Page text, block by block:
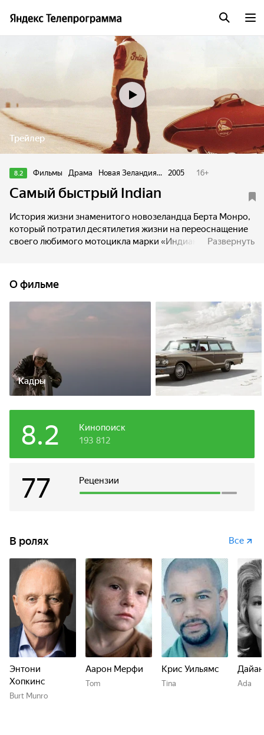
Трейлер
8.2 Фильмы Драма Новая Зеландия... 2005 16+
Самый быстрый Indian
История жизни знаменитого новозеландца Берта Монро,
который потратил десятилетия жизни на переоснащение
своего любимого мотоцикла марки «Индиан» 1920 года
Развернуть
О фильме
Кадры
Кинопоиск
8.2 193 812
Рецензии
77
В ролях Все
Энтони
Хопкинс
Burt Munro
Аарон Мерфи
Tom
Крис Уильямс
Tina Ada